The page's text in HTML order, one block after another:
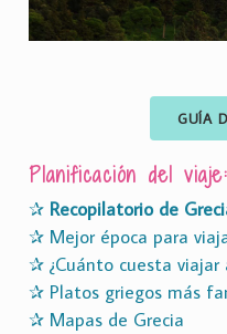
GUÍA
Planificación del viaje:
✰ Recopilatorio de
✰ Mejor época para
✰ ¿Cuánto cuesta viajar
✰ Platos griegos más
✰ Mapas de Grecia